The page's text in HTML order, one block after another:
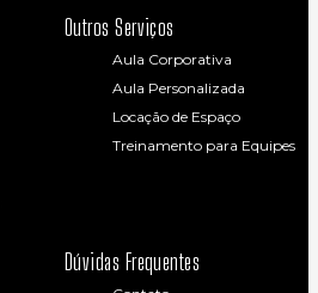
Outros Serviços
Aula Corporativa
Aula Personalizada
Locação de Espaço
Treinamento para Equipes
Dúvidas Frequentes